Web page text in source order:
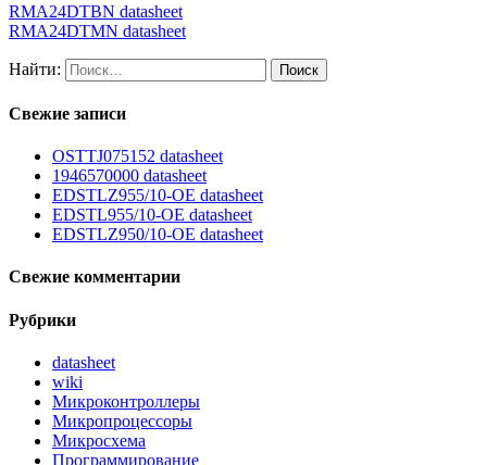
RMA24DTBN datasheet
RMA24DTMN datasheet
Найти:
Свежие записи
OSTTJ075152 datasheet
1946570000 datasheet
EDSTLZ955/10-OE datasheet
EDSTL955/10-OE datasheet
EDSTLZ950/10-OE datasheet
Свежие комментарии
Рубрики
datasheet
wiki
Микроконтроллеры
Микропроцессоры
Микросхема
Программирование